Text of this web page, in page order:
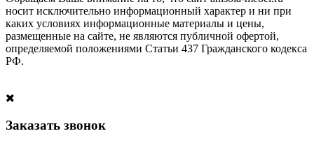
носит исключительно информационный характер и ни при
каких условиях информационные материалы и цены,
размещенные на сайте, не являются публичной офертой,
определяемой положениями Статьи 437 Гражданского кодекса
РФ.
Заказать звонок